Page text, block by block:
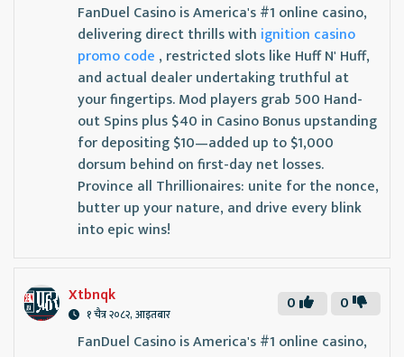
FanDuel Casino is America's #1 online casino,
delivering direct thrills with ignition casino
promo code , restricted slots like Huff N' Huff,
and actual dealer undertaking truthful at
your fingertips. Mod players grab 500 Hand-
out Spins plus $40 in Casino Bonus upstanding
for depositing $10—added up to $1,000
dorsum behind on first-day net losses.
Province all Thrillionaires: unite for the nonce,
butter up your nature, and drive every blink
into epic wins!
Xtbnqk
१ चैत्र २०८२, आइतबार 0
0
FanDuel Casino is America's #1 online casino,